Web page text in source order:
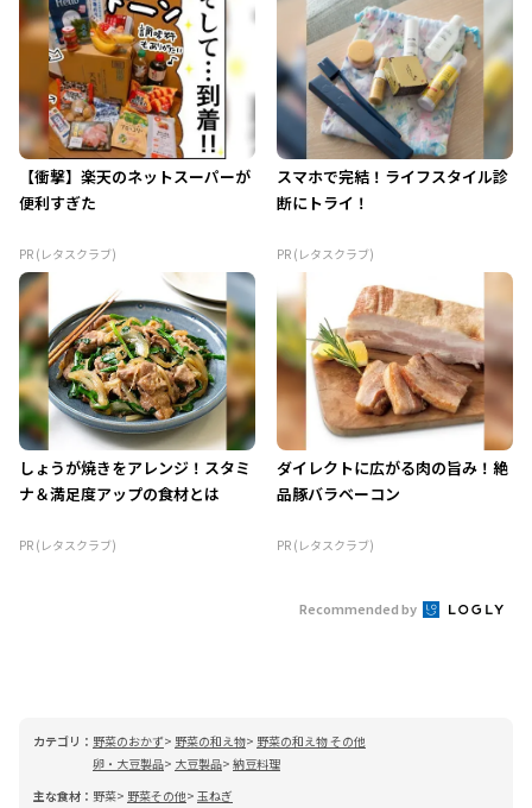
【衝撃】楽天のネットスーパーが
便利すぎた
PR (レタスクラブ)
スマホで完結！ライフスタイル診
断にトライ！
PR (レタスクラブ)
しょうが焼きをアレンジ！スタミ
ナ＆満足度アップの食材とは
PR (レタスクラブ)
ダイレクトに広がる肉の旨み！絶
品豚バラベーコン
PR (レタスクラブ)
Recommended by
カテゴリ： 野菜のおかず 野菜の和え物
野菜の和え物 その他
卵・大豆製品
大豆製品 納豆料理
主な食材： 野菜 野菜その他 玉ねぎ